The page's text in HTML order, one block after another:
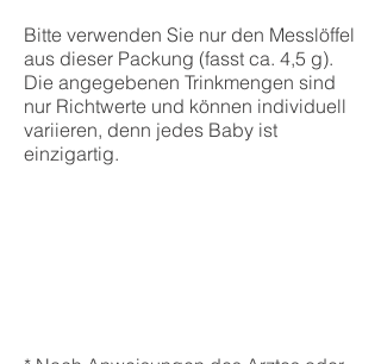
Bitte verwenden Sie nur den Messlöffel
aus dieser Packung (fasst ca. 4,5 g).
Die angegebenen Trinkmengen sind
nur Richtwerte und können individuell
variieren, denn jedes Baby ist
einzigartig.